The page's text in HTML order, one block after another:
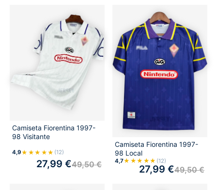
Camiseta Fiorentina 1997-
98 Visitante
4,9★★★★★ (12)
49,50€
27,99 €
Camiseta Fiorentina 1997-
98 Local
4,7★★★★★ (12)
49,50€
27,99 €